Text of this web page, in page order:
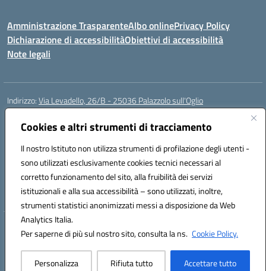
Cookies e altri strumenti di tracciamento
Il nostro Istituto non utilizza strumenti di profilazione degli utenti -
sono utilizzati esclusivamente cookies tecnici necessari al
corretto funzionamento del sito, alla fruibilità dei servizi
istituzionali e alla sua accessibilità – sono utilizzati, inoltre,
strumenti statistici anonimizzati messi a disposizione da Web
Analytics Italia.
Per saperne di più sul nostro sito, consulta la ns. Cookie Policy.
Personalizza Rifiuta tutto Accettare tutto
Amministrazione TrasparenteAlbo onlinePrivacy Policy
Dichiarazione di accessibilitàObiettivi di accessibilità
Note legali
Indirizzo:Via Levadello, 26/B - 25036 Palazzolo sull'Oglio
Centralino:
Posta elettronica certificata (PEC):bsis01800p@pec.istruzione.it
Codice fiscale: 91011920179
Codice meccanografico:BSIS01800P
Codice Indice delle Pubbliche Amministrazioni (IPA): istsc_bsis01800p
Codice unico di fatturazione (CUF): UFLUYU
Hosting & Powered by 3D Solution S.r.l.
Concept & Design by Designers Italia